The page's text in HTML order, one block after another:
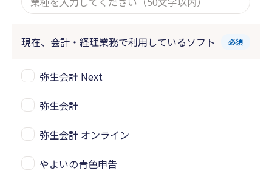
現在、会計・経理業務で利用しているソフト 必須
弥生会計 Next
弥生会計
弥生会計 オンライン
やよいの青色申告